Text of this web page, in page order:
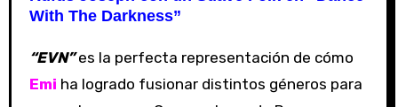
With The Darkness”
“EVN”es la perfecta representación de cómo
Emi ha logrado fusionar distintos géneros para